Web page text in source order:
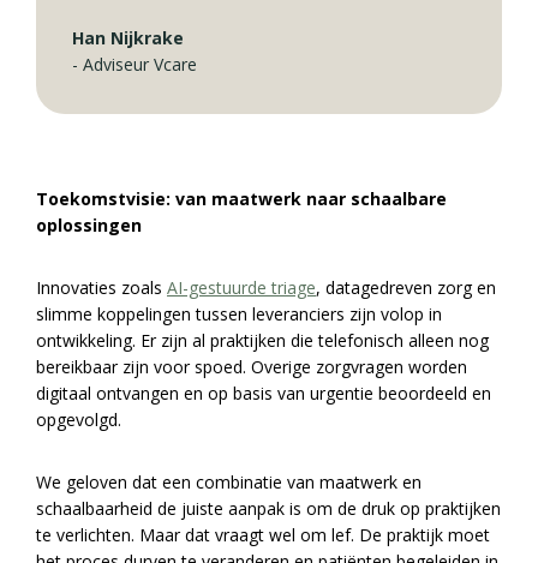
Han Nijkrake
- Adviseur Vcare
Toekomstvisie: van maatwerk naar schaalbare
oplossingen
Innovaties zoals AI-gestuurde triage, datagedreven zorg en
slimme koppelingen tussen leveranciers zijn volop in
ontwikkeling. Er zijn al praktijken die telefonisch alleen nog
bereikbaar zijn voor spoed. Overige zorgvragen worden
digitaal ontvangen en op basis van urgentie beoordeeld en
opgevolgd.
We geloven dat een combinatie van maatwerk en
schaalbaarheid de juiste aanpak is om de druk op praktijken
te verlichten. Maar dat vraagt wel om lef. De praktijk moet